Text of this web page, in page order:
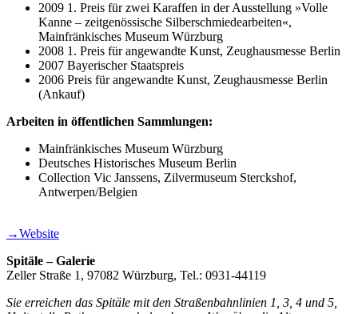
2009 1. Preis für zwei Karaffen in der Ausstellung »Volle
Kanne – zeitgenössische Silberschmiedearbeiten«,
Mainfränkisches Museum Würzburg
2008 1. Preis für angewandte Kunst, Zeughausmesse Berlin
2007 Bayerischer Staatspreis
2006 Preis für angewandte Kunst, Zeughausmesse Berlin
(Ankauf)
Arbeiten in öffentlichen Sammlungen:
Mainfränkisches Museum Würzburg
Deutsches Historisches Museum Berlin
Collection Vic Janssens, Zilvermuseum Sterckshof,
Antwerpen/Belgien
→Website
Spitäle – Galerie
Zeller Straße 1, 97082 Würzburg, Tel.: 0931-44119
Sie erreichen das Spitäle mit den Straßenbahnlinien 1, 3, 4 und 5,